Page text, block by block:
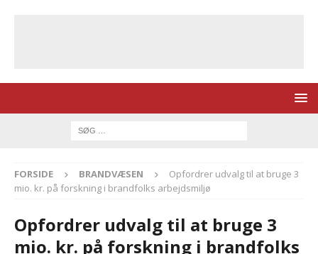
FORSIDE BRANDVÆSEN
Opfordrer udvalg til at bruge 3
mio. kr. på forskning i brandfolks arbejdsmiljø
Opfordrer udvalg til at bruge 3
mio. kr. på forskning i brandfolks